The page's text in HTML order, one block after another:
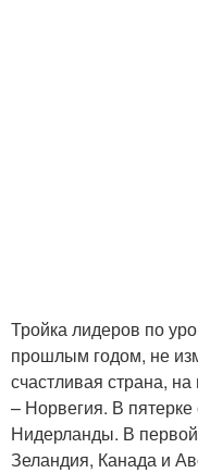
Тройка лидеров по
прошлым годом, не
счастливая страна,
– Норвегия. В
Нидерланды. В
Зеландия, Канада и